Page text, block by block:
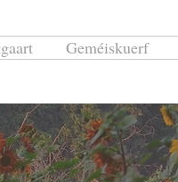
Geméiskuerf